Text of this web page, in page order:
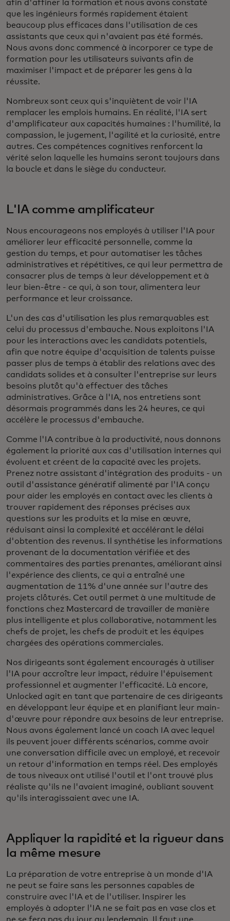
afin d'affiner la formation et nous avons constaté
que les ingénieurs formés rapidement étaient
beaucoup plus efficaces dans l'utilisation de ces
assistants que ceux qui n'avaient pas été formés.
Nous avons donc commencé à incorporer ce type de
formation pour les utilisateurs suivants afin de
maximiser l'impact et de préparer les gens à la
réussite.
Nombreux sont ceux qui s'inquiètent de voir l'IA
remplacer les emplois humains. En réalité, l'IA sert
d'amplificateur aux capacités humaines : l'humilité, la
compassion, le jugement, l'agilité et la curiosité, entre
autres. Ces compétences cognitives renforcent la
vérité selon laquelle les humains seront toujours dans
la boucle et dans le siège du conducteur.
L'IA comme amplificateur
Nous encourageons nos employés à utiliser l'IA pour
améliorer leur efficacité personnelle, comme la
gestion du temps, et pour automatiser les tâches
administratives et répétitives, ce qui leur permettra de
consacrer plus de temps à leur développement et à
leur bien-être - ce qui, à son tour, alimentera leur
performance et leur croissance.
L'un des cas d'utilisation les plus remarquables est
celui du processus d'embauche. Nous exploitons l'IA
pour les interactions avec les candidats potentiels,
afin que notre équipe d'acquisition de talents puisse
passer plus de temps à établir des relations avec des
candidats solides et à consulter l'entreprise sur leurs
besoins plutôt qu'à effectuer des tâches
administratives. Grâce à l'IA, nos entretiens sont
désormais programmés dans les 24 heures, ce qui
accélère le processus d'embauche.
Comme l'IA contribue à la productivité, nous donnons
également la priorité aux cas d'utilisation internes qui
évoluent et créent de la capacité avec les projets.
Prenez notre assistant d'intégration des produits - un
outil d'assistance génératif alimenté par l'IA conçu
pour aider les employés en contact avec les clients à
trouver rapidement des réponses précises aux
questions sur les produits et la mise en œuvre,
réduisant ainsi la complexité et accélérant le délai
d'obtention des revenus. Il synthétise les informations
provenant de la documentation vérifiée et des
commentaires des parties prenantes, améliorant ainsi
l'expérience des clients, ce qui a entraîné une
augmentation de 11% d'une année sur l'autre des
projets clôturés. Cet outil permet à une multitude de
fonctions chez Mastercard de travailler de manière
plus intelligente et plus collaborative, notamment les
chefs de projet, les chefs de produit et les équipes
chargées des opérations commerciales.
Nos dirigeants sont également encouragés à utiliser
l'IA pour accroître leur impact, réduire l'épuisement
professionnel et augmenter l'efficacité. Là encore,
Unlocked agit en tant que partenaire de ces dirigeants
en développant leur équipe et en planifiant leur main-
d'œuvre pour répondre aux besoins de leur entreprise.
Nous avons également lancé un coach IA avec lequel
ils peuvent jouer différents scénarios, comme avoir
une conversation difficile avec un employé, et recevoir
un retour d'information en temps réel. Des employés
de tous niveaux ont utilisé l'outil et l'ont trouvé plus
réaliste qu'ils ne l'avaient imaginé, oubliant souvent
qu'ils interagissaient avec une IA.
Appliquer la rapidité et la rigueur dans
la même mesure
La préparation de votre entreprise à un monde d'IA
ne peut se faire sans les personnes capables de
construire avec l'IA et de l'utiliser. Inspirer les
employés à adopter l'IA ne se fait pas en vase clos et